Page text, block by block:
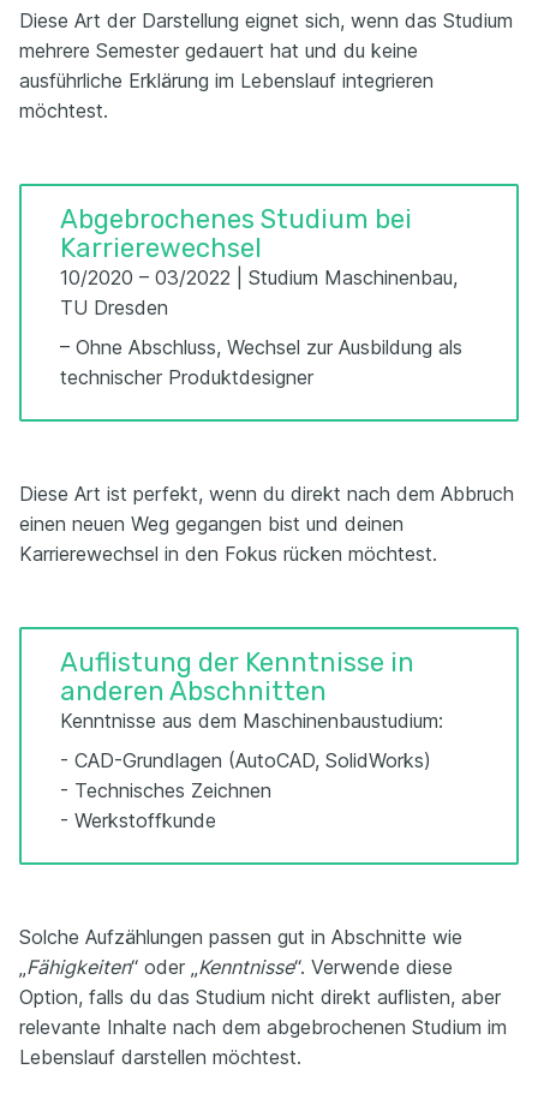
Diese Art der Darstellung eignet sich, wenn das Studium
mehrere Semester gedauert hat und du keine
ausführliche Erklärung im Lebenslauf integrieren
möchtest.
Abgebrochenes Studium bei
Karrierewechsel
10/2020 – 03/2022 | Studium Maschinenbau,
TU Dresden
– Ohne Abschluss, Wechsel zur Ausbildung als
technischer Produktdesigner
Diese Art ist perfekt, wenn du direkt nach dem Abbruch
einen neuen Weg gegangen bist und deinen
Karrierewechsel in den Fokus rücken möchtest.
Auflistung der Kenntnisse in
anderen Abschnitten
Kenntnisse aus dem Maschinenbaustudium:
- CAD-Grundlagen (AutoCAD, SolidWorks)
- Technisches Zeichnen
- Werkstoffkunde
Solche Aufzählungen passen gut in Abschnitte wie
„Fähigkeiten“ oder „Kenntnisse“. Verwende diese
Option, falls du das Studium nicht direkt auflisten, aber
relevante Inhalte nach dem abgebrochenen Studium im
Lebenslauf darstellen möchtest.